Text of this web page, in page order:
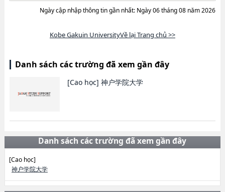
Ngày cập nhập thông tin gần nhất: Ngày 06 tháng 08 năm 2026
Kobe Gakuin UniversityVề lại Trang chủ >>
Danh sách các trường đã xem gần đây
[Cao học] 神户学院大学
Danh sách các trường đã xem gần đây
[Cao học]
神户学院大学